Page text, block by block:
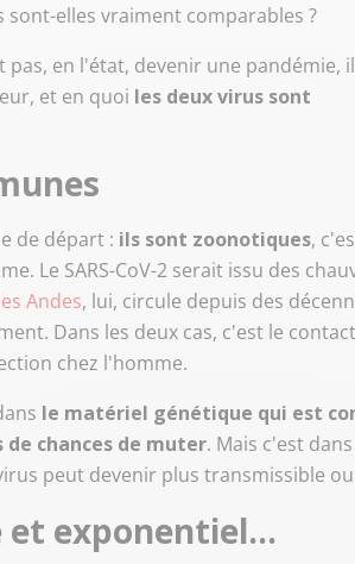
sont-elles vraiment comparables ?
en l'état, devenir une pandémie,
et en quoi les deux virus sont
de départ : ils sont zoonotiques,
Le SARS-CoV-2 serait issu des
Andes, lui, circule depuis des
Dans les deux cas, c'est le
chez l'homme.
le matériel génétique qui est
de chances de muter. Mais c'est
peut devenir plus transmissible
exponentiel...